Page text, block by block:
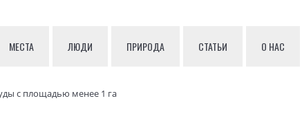
МЕСТА ЛЮДИ ПРИРОДА СТАТЬИ О НАС
с площадью менее 1 га